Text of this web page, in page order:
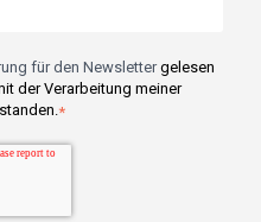
für den Newslettergelesen
der Verarbeitung meiner
*